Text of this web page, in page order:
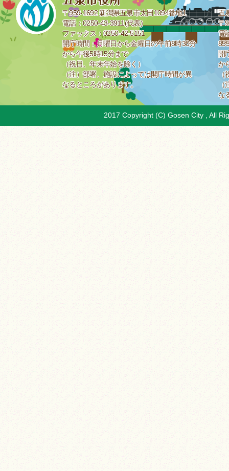
〒959-1692 新潟県五泉市太田1094番地1
電話：0250-43-3911(代表)
ファックス：0250-42-5151
開庁時間：月曜日から金曜日の午前8時30分
から午後5時15分まで
（祝日、年末年始を除く）
（注）部署、施設によっては開庁時間が異
なるところがあります。
五
〒
電
開
か
な
2017 Copyright (C) Gosen City , All